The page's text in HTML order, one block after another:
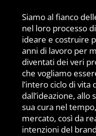
Siamo al fianco
nel loro processo
ideare e costruire
anni di lavoro per
diventati dei veri
che vogliamo
l’intero ciclo di
dall’ideazione, allo
sua cura nel
mercato, così da
intenzioni del